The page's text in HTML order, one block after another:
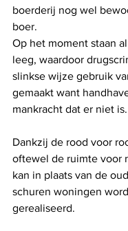
boerderij nog wel
boer.
Op het moment staan
leeg, waardoor
slinkse wijze gebruik
gemaakt want
mankracht dat er niet is.
Dankzij de rood voor
oftewel de ruimte voor
kan in plaats van de
schuren woningen
gerealiseerd.